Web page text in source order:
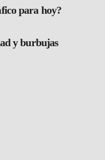
para hoy?
y burbujas